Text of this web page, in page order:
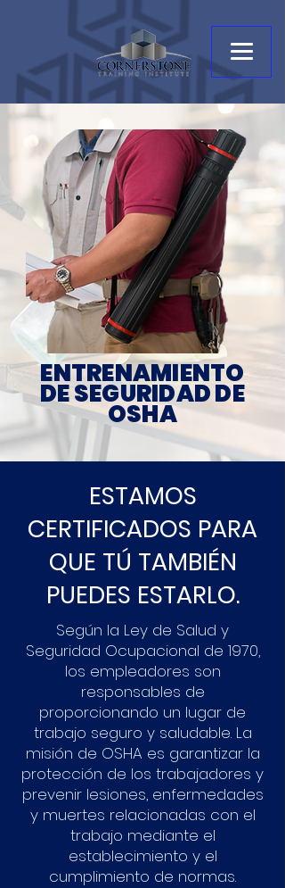
ENTRENAMIENTO
DE SEGURIDAD DE
OSHA
ESTAMOS
CERTIFICADOS PARA
QUE TÚ TAMBIÉN
PUEDES ESTARLO.
Según la Ley de Salud y
Seguridad Ocupacional de 1970,
los empleadores son
responsables de
proporcionando un lugar de
trabajo seguro y saludable. La
misión de OSHA es garantizar la
protección de los trabajadores y
prevenir lesiones, enfermedades
y muertes relacionadas con el
trabajo mediante el
establecimiento y el
cumplimiento de normas.